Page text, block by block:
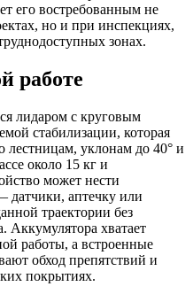
его востребованным не
но и при инспекциях,
зонах.
работе
лидаром с круговым
стабилизации, которая
лестницам, уклонам до 40° и
около 15 кг и
может нести
датчики, аптечку или
траектории без
Аккумулятора хватает
работы, а встроенные
обход препятствий и
покрытиях.